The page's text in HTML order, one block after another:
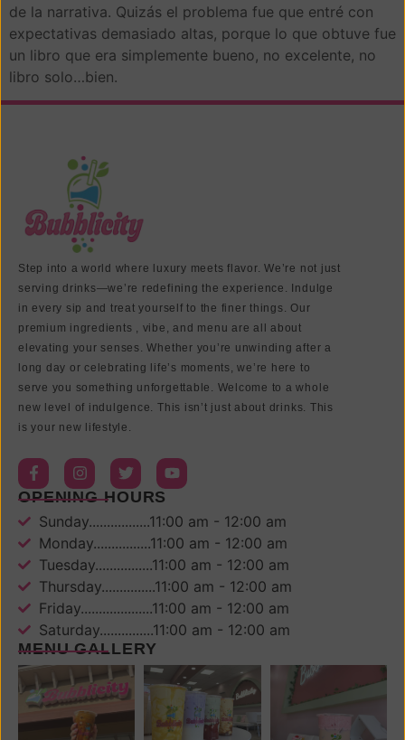
de la narrativa. Quizás el problema fue que entré con
expectativas demasiado altas, porque lo que obtuve fue
un libro que era simplemente bueno, no excelente, no
libro solo…bien.
Step into a world where luxury meets flavor. We’re not just
serving drinks—we’re redefining the experience. Indulge
in every sip and treat yourself to the finer things. Our
premium ingredients , vibe, and menu are all about
elevating your senses. Whether you’re unwinding after a
long day or celebrating life’s moments, we’re here to
serve you something unforgettable. Welcome to a whole
new level of indulgence. This isn’t just about drinks. This
is your new lifestyle.
OPENING HOURS
Sunday.................11:00 am - 12:00 am
Monday................11:00 am - 12:00 am
Tuesday................11:00 am - 12:00 am
Thursday...............11:00 am - 12:00 am
Friday....................11:00 am - 12:00 am
Saturday...............11:00 am - 12:00 am
MENU GALLERY